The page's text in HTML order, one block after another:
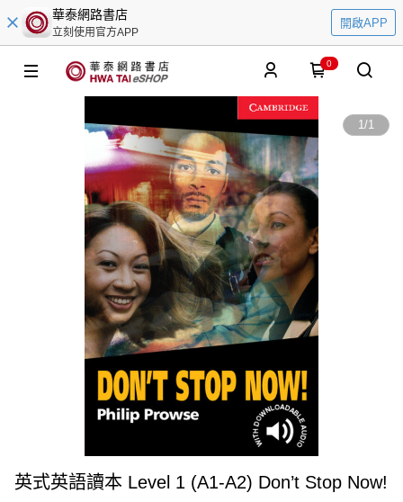
華泰網路書店
立刻使用官方APP
開啟APP
0
1/1
英式英語讀本 Level 1 (A1-A2) Don’t Stop Now!